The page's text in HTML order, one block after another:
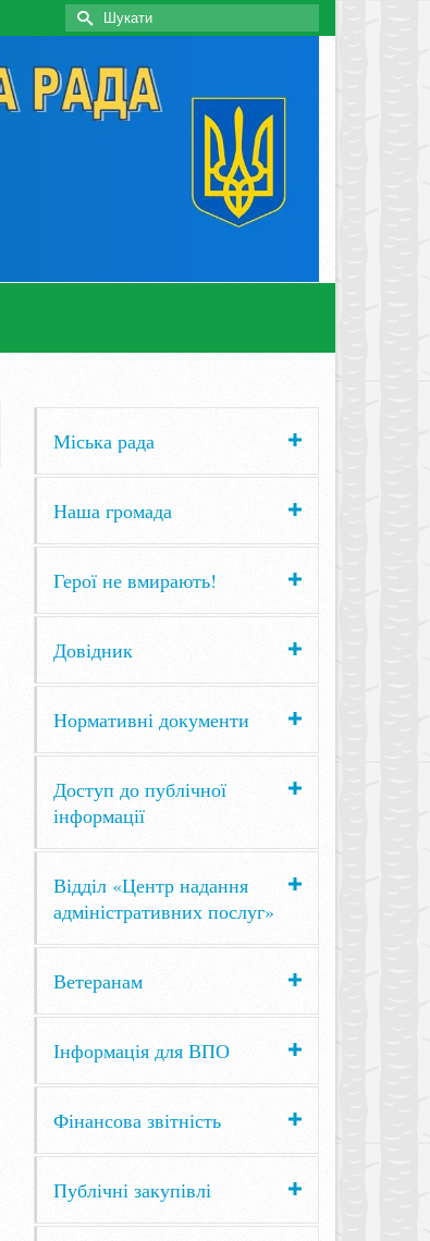
Search
for:
Міська рада
Наша громада
Герої не вмирають!
Довідник
Нормативні документи
Доступ до публічної
інформації
Відділ «Центр надання
адміністративних послуг»
Ветеранам
Інформація для ВПО
Фінансова звітність
Публічні закупівлі